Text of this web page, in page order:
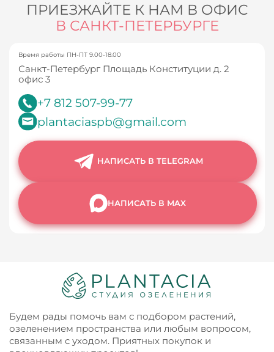
ПРИЕЗЖАЙТЕ К НАМ В ОФИС
В САНКТ-ПЕТЕРБУРГЕ
Время работы ПН-ПТ 9.00-18.00
Санкт-Петербург Площадь Конституции д. 2
офис 3
+7 812 507-99-77
plantaciaspb@gmail.com
НАПИСАТЬ В TELEGRAM
НАПИСАТЬ В MAX
Будем рады помочь вам с подбором растений,
озеленением пространства или любым вопросом,
связанным с уходом. Приятных покупок и